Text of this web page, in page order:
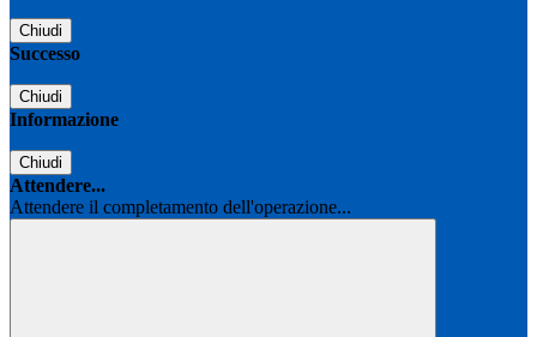
Chiudi
Successo
Chiudi
Informazione
Chiudi
Attendere...
Attendere il completamento dell'operazione...